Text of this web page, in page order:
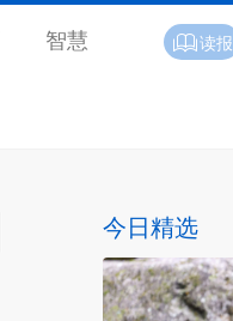
智慧 读报
今日精选